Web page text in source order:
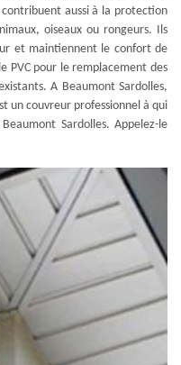
aussi à la protection
oiseaux ou rongeurs. Ils
et maintiennent le confort de
PVC pour le remplacement des
A Beaumont Sardolles,
un couvreur professionnel à qui
Sardolles. Appelez-le